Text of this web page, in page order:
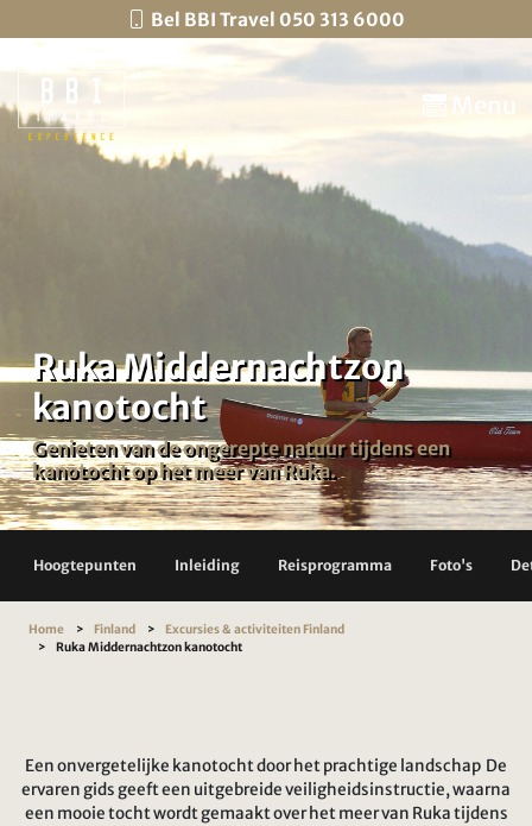
Bel BBI Travel 050 313 6000
Menu
Ruka Middernachtzon
kanotocht
Genieten van de ongerepte natuur tijdens een
kanotocht op het meer van Ruka.
Hoogtepunten Inleiding Reisprogramma Foto's
Home Finland
Excursies & activiteiten Finland
Ruka Middernachtzon kanotocht
Een onvergetelijke kanotocht door het prachtige landschap De
ervaren gids geeft een uitgebreide veiligheidsinstructie, waarna
een mooie tocht wordt gemaakt over het meer van Ruka tijdens